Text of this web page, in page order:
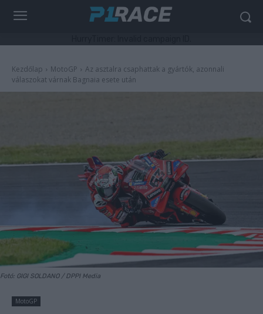
Kezdőlap MotoGP
Az asztalra csaphattak a gyártók, azonnali
válaszokat várnak Bagnaia esete után
Fotó: GIGI SOLDANO / DPPI Media
MotoGP